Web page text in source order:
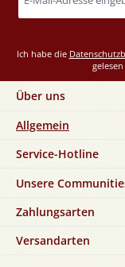
Adresse
Ich habe die
Über uns
Allgemein
Service-Hotline
Unsere
Zahlungsarten
Versandarten